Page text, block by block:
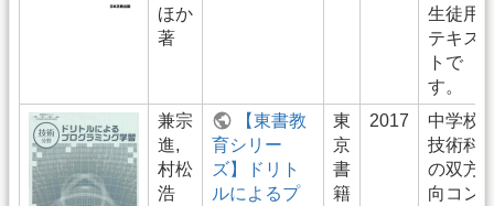
ほか
著
生徒用
テキス
トで
す。
兼宗
進,
村松
浩
【東書教
育シリー
ズ】ドリト
ルによるプ
東
京
書
籍
2017
中学校
技術科
の双方
向コン